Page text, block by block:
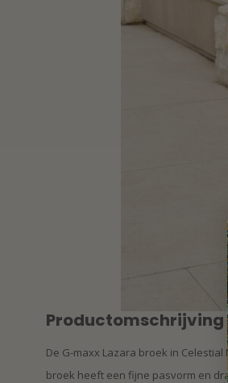
Productomschrijving
De G-maxx Lazara broek in
broek heeft een fijne pasvorm en